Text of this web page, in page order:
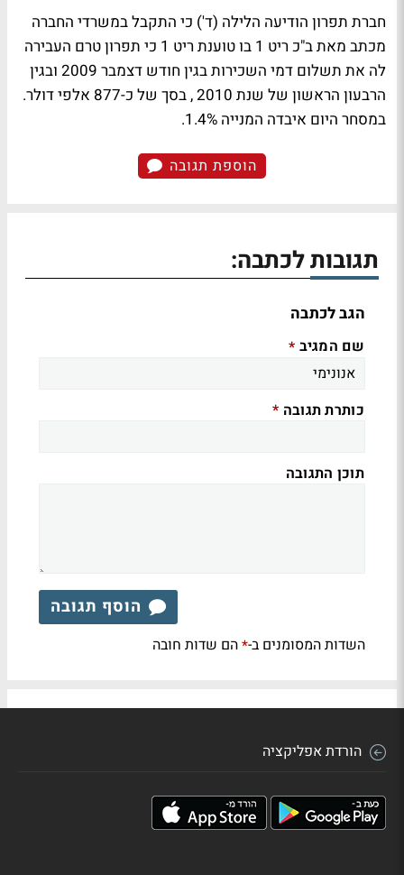
חברת תפרון הודיעה הלילה (ד') כי התקבל במשרדי החברה
מכתב מאת ב"כ ריט 1 בו טוענת ריט 1 כי תפרון טרם העבירה
לה את תשלום דמי השכירות בגין חודש דצמבר 2009 ובגין
הרבעון הראשון של שנת 2010 , בסך של כ-877 אלפי דולר.
במסחר היום איבדה המנייה 1.4%.
הוספת תגובה
תגובות לכתבה:
הגב לכתבה
שם המגיב *
כותרת תגובה *
תוכן התגובה
הוסף תגובה
השדות המסומנים ב-*הם שדות חובה
הורדת אפליקציה